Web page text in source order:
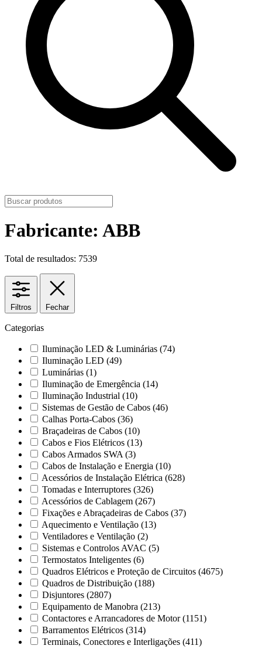
Fabricante: ABB
Total de resultados: 7539
Filtros Fechar
Categorias
Iluminação LED & Luminárias (74)
Iluminação LED (49)
Luminárias (1)
Iluminação de Emergência (14)
Iluminação Industrial (10)
Sistemas de Gestão de Cabos (46)
Calhas Porta-Cabos (36)
Braçadeiras de Cabos (10)
Cabos e Fios Elétricos (13)
Cabos Armados SWA (3)
Cabos de Instalação e Energia (10)
Acessórios de Instalação Elétrica (628)
Tomadas e Interruptores (326)
Acessórios de Cablagem (267)
Fixações e Abraçadeiras de Cabos (37)
Aquecimento e Ventilação (13)
Ventiladores e Ventilação (2)
Sistemas e Controlos AVAC (5)
Termostatos Inteligentes (6)
Quadros Elétricos e Proteção de Circuitos (4675)
Quadros de Distribuição (188)
Disjuntores (2807)
Equipamento de Manobra (213)
Contactores e Arrancadores de Motor (1151)
Barramentos Elétricos (314)
Terminais, Conectores e Interligações (411)